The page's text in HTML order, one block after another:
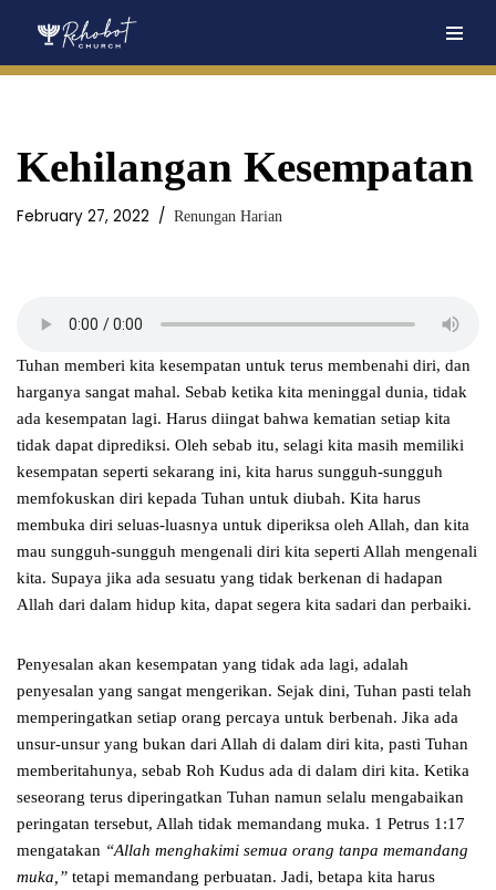
Kehilangan Kesempatan
February 27, 2022 Renungan Harian
Tuhan memberi kita kesempatan untuk terus membenahi diri, dan
harganya sangat mahal. Sebab ketika kita meninggal dunia, tidak
ada kesempatan lagi. Harus diingat bahwa kematian setiap kita
tidak dapat diprediksi. Oleh sebab itu, selagi kita masih memiliki
kesempatan seperti sekarang ini, kita harus sungguh-sungguh
memfokuskan diri kepada Tuhan untuk diubah. Kita harus
membuka diri seluas-luasnya untuk diperiksa oleh Allah, dan kita
mau sungguh-sungguh mengenali diri kita seperti Allah mengenali
kita. Supaya jika ada sesuatu yang tidak berkenan di hadapan
Allah dari dalam hidup kita, dapat segera kita sadari dan perbaiki.
Penyesalan akan kesempatan yang tidak ada lagi, adalah
penyesalan yang sangat mengerikan. Sejak dini, Tuhan pasti telah
memperingatkan setiap orang percaya untuk berbenah. Jika ada
unsur-unsur yang bukan dari Allah di dalam diri kita, pasti Tuhan
memberitahunya, sebab Roh Kudus ada di dalam diri kita. Ketika
seseorang terus diperingatkan Tuhan namun selalu mengabaikan
peringatan tersebut, Allah tidak memandang muka. 1 Petrus 1:17
mengatakan “Allah menghakimi semua orang tanpa memandang
muka,” tetapi memandang perbuatan. Jadi, betapa kita harus